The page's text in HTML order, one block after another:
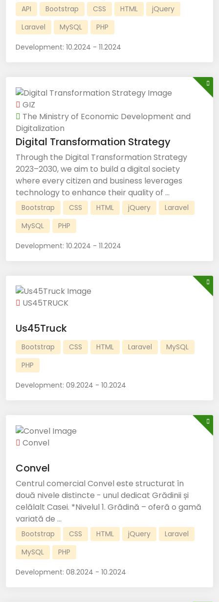
API Bootstrap CSS HTML
jQuery
Laravel
MySQL PHP
Development: 10.2024 - 11.2024
GIZ
The Ministry of Economic Development and
Digitalization
Digital Transformation Strategy
Through the Digital Transformation Strategy
2023–2030, we aim to build a digital society
where every citizen and business leverages
technology to enhance their quality of ...
Bootstrap CSS HTML jQuery
Laravel
MySQL
PHP
Development: 10.2024 - 11.2024
US45TRUCK
Us45Truck
Bootstrap CSS HTML Laravel
MySQL
PHP
Development: 09.2024 - 10.2024
Convel
Convel
Centrul comercial Convel este structurat în
două nivele distincte - unul dedicat Grădinii și
celălalt Casei. *Nivelul 1. Grădină – oferă o gamă
variată de ...
Bootstrap CSS HTML jQuery
Laravel
MySQL
PHP
Development: 08.2024 - 10.2024